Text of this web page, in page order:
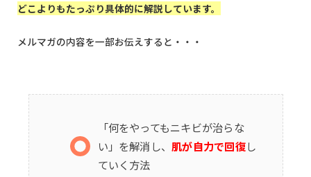
どこよりもたっぷり具体的に解説しています。
メルマガの内容を一部お伝えすると・・・
「何をやってもニキビが治らな
い」を解消し、 肌が自力で回復し
ていく方法